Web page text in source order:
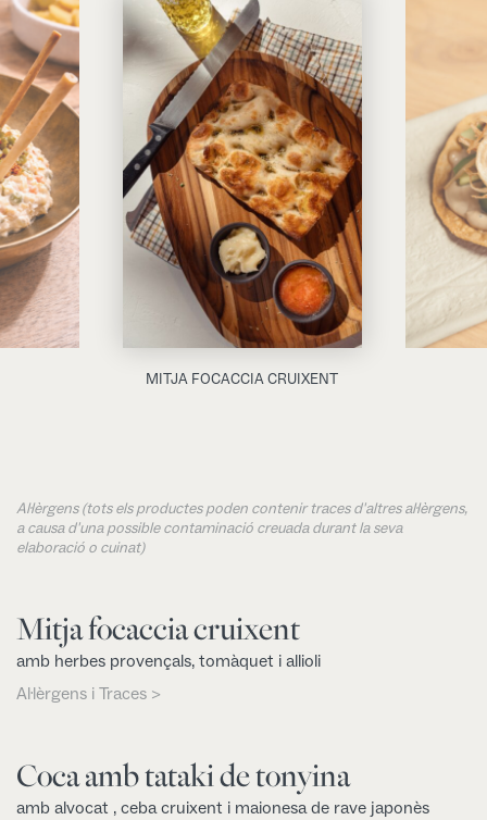
MITJA FOCACCIA CRUIXENT
Al·lèrgens (tots els productes poden contenir traces d'altres al·lèrgens,
a causa d'una possible contaminació creuada durant la seva
elaboració o cuinat)
Mitja focaccia cruixent
amb herbes provençals, tomàquet i allioli
Al·lèrgens i Traces >
Coca amb tataki de tonyina
amb alvocat , ceba cruixent i maionesa de rave japonès